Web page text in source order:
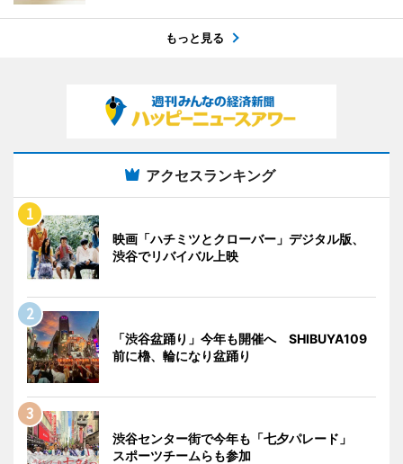
もっと見る
アクセスランキング
映画「ハチミツとクローバー」デジタル版、
渋谷でリバイバル上映
「渋谷盆踊り」今年も開催へ SHIBUYA109
前に櫓、輪になり盆踊り
渋谷センター街で今年も「七夕パレード」
スポーツチームらも参加